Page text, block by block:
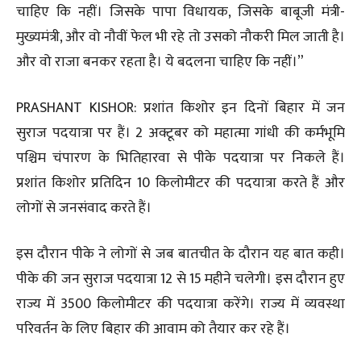
चाहिए कि नहीं। जिसके पापा विधायक, जिसके बाबूजी मंत्री-
मुख्यमंत्री, और वो नौवीं फेल भी रहे तो उसको नौकरी मिल जाती है।
और वो राजा बनकर रहता है। ये बदलना चाहिए कि नहीं।”
PRASHANT KISHOR: प्रशांत किशोर इन दिनों बिहार में जन
सुराज पदयात्रा पर हैं। 2 अक्टूबर को महात्मा गांधी की कर्मभूमि
पश्चिम चंपारण के भितिहारवा से पीके पदयात्रा पर निकले हैं।
प्रशांत किशोर प्रतिदिन 10 किलोमीटर की पदयात्रा करते हैं और
लोगों से जनसंवाद करते हैं।
इस दौरान पीके ने लोगों से जब बातचीत के दौरान यह बात कही।
पीके की जन सुराज पदयात्रा 12 से 15 महीने चलेगी। इस दौरान हुए
राज्य में 3500 किलोमीटर की पदयात्रा करेंगे। राज्य में व्यवस्था
परिवर्तन के लिए बिहार की आवाम को तैयार कर रहे हैं।